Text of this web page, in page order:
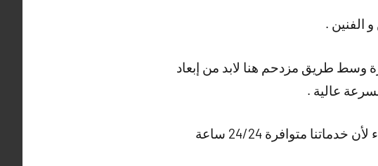
وسط طريق مزدحم هنا لابد من إبعاد
لا تتردد في الإتصال بنا في أي وقت من الصباح حتى ساعات متأخرة من المساء لأن خدماتنا متوافرة 24/24 ساعة